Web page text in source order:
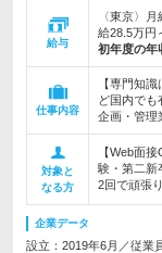
給与
〈東京〉
給28.5万円
初年度の年
仕事内容
【専門知
ど国内でも
企画・管理
対象と
なる方
【Web面
験・第二
2回で頑張
企業データ
設立：2019年6月／従業